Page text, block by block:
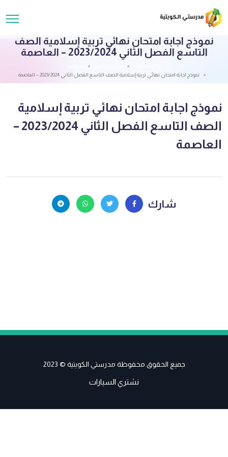
نموذج اجابة امتحان نهائي تربية إسلامية الصف
التاسع الفصل الثاني 2023/2024 – العاصمة
نموذج اجابة امتحان نهائي تربية إسلامية الصف التاسع الفصل الثاني 2023/2024 – العاصمة
نموذج اجابة امتحان نهائي تربية إسلامية
الصف التاسع الفصل الثاني 2023/2024 –
العاصمة
شارك
جميع الحقوق محفوظة مدرستي الكويتية © 2023
نشتري السيارات